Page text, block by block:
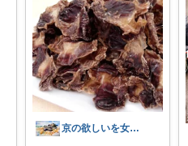
京の欲しいを女性に向けて